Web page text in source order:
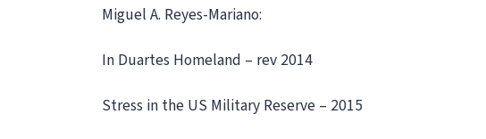
Miguel A. Reyes-Mariano:
In Duartes Homeland – rev 2014
Stress in the US Military Reserve – 2015